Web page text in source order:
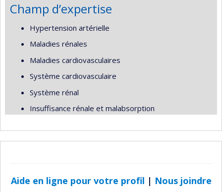
Champ d’expertise
Hypertension artérielle
Maladies rénales
Maladies cardiovasculaires
Système cardiovasculaire
Système rénal
Insuffisance rénale et malabsorption
Aide en ligne pour votre profil | Nous joindre